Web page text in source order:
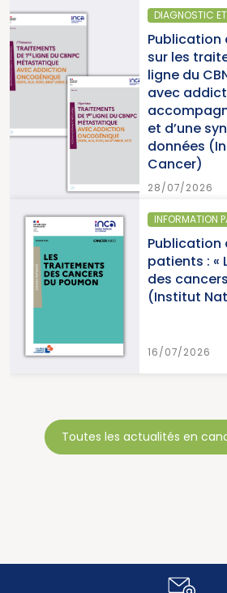
DIAGNOSTIC
Publication
sur les
ligne du
avec
et d’une
données
Cancer)
28/07/2026
INFORMATION
Publication
patients : «
des
(Institut
16/07/2026
Toutes les actualités en